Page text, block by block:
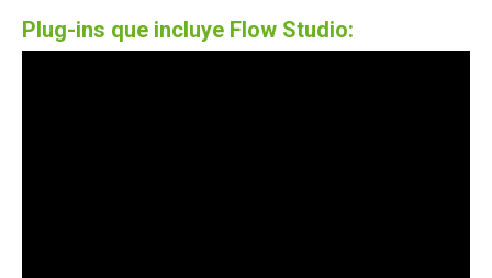
Plug-ins que incluye Flow Studio: